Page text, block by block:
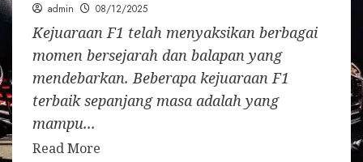
admin 08/12/2025
Kejuaraan F1 telah menyaksikan berbagai
momen bersejarah dan balapan yang
mendebarkan. Beberapa kejuaraan F1
terbaik sepanjang masa adalah yang
mampu...
Read More